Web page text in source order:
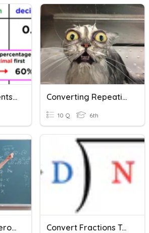
Converting Percents, Fractions, And Decimals Converting Repeating Decimals To Fractions
10 Q 6th
Fracciones, Números Decimales Y Conversiones Convert Fractions To Decimals